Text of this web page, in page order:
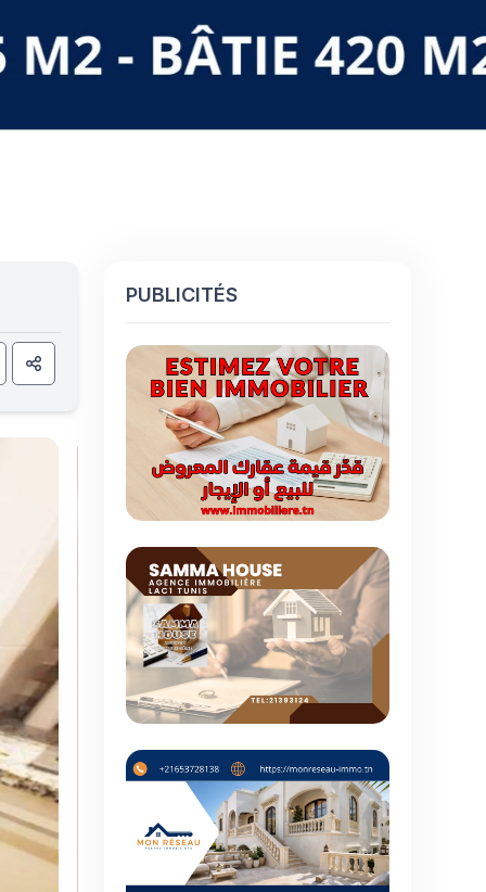
PUBLICITÉS